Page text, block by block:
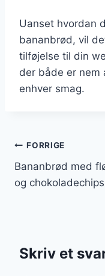
Uanset hvordan
bananbrød, vil
tilføjelse til din
der både er nem
enhver smag.
FORRIGE
Bananbrød med
og chokoladechips
Skriv et